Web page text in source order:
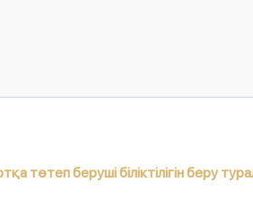
төтеп беруші біліктілігін беру